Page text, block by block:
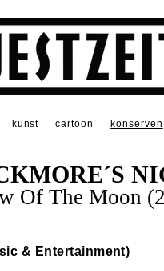
kunst cartoon konserven
Of The Moon
& Entertainment)